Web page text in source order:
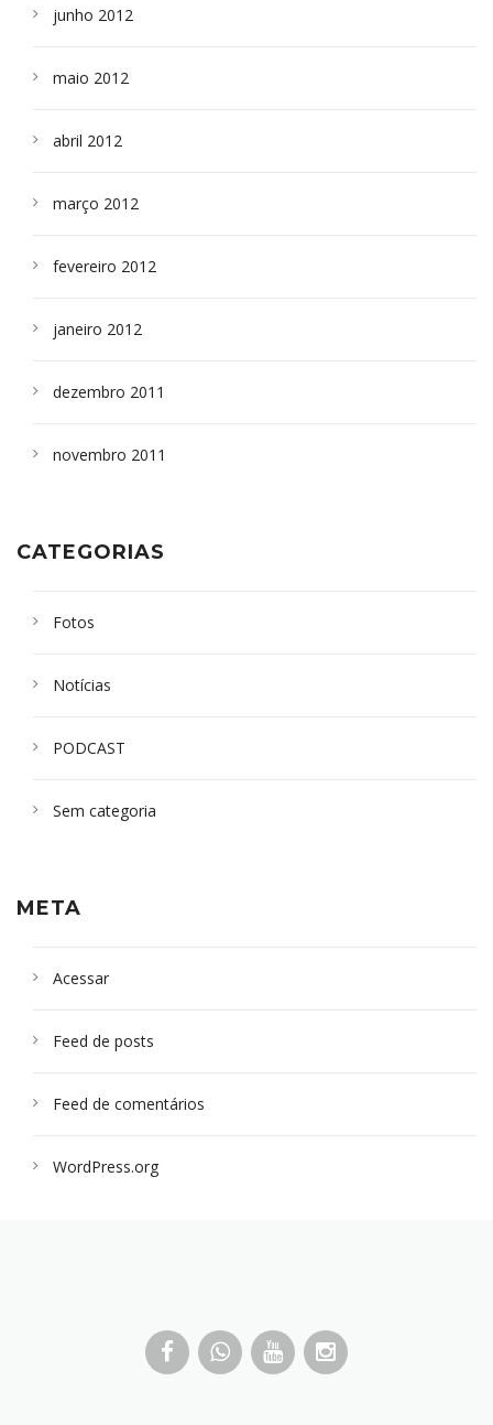
junho 2012
maio 2012
abril 2012
março 2012
fevereiro 2012
janeiro 2012
dezembro 2011
novembro 2011
CATEGORIAS
Fotos
Notícias
PODCAST
Sem categoria
META
Acessar
Feed de posts
Feed de comentários
WordPress.org